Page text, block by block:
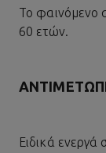
Το φαινόμενο
60 ετών.
Ειδικά ενεργά